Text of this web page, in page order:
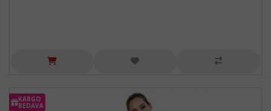
KARGO
BEDAVA